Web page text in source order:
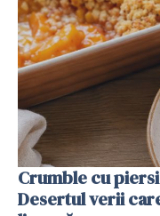
Crumble cu
Desertul verii